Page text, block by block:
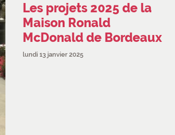
Les projets 2025 de la
Maison Ronald
McDonald de Bordeaux
lundi 13 janvier 2025